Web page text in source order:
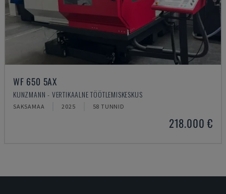
WF 650 5AX
KUNZMANN - VERTIKAALNE TÖÖTLEMISKESKUS
SAKSAMAA 2025 58 TUNNID
218.000 €